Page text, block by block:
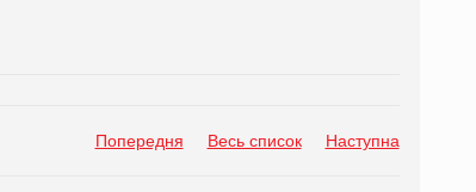
Попередня Весь список Наступна